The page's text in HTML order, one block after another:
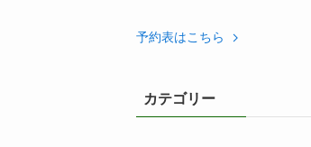
予約表はこちら
カテゴリー